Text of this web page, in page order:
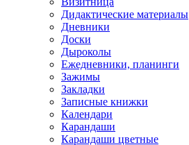
Дидактические материалы
Дневники
Доски
Дыроколы
Ежедневники, планинги
Зажимы
Закладки
Записные книжки
Календари
Карандаши
Карандаши цветные